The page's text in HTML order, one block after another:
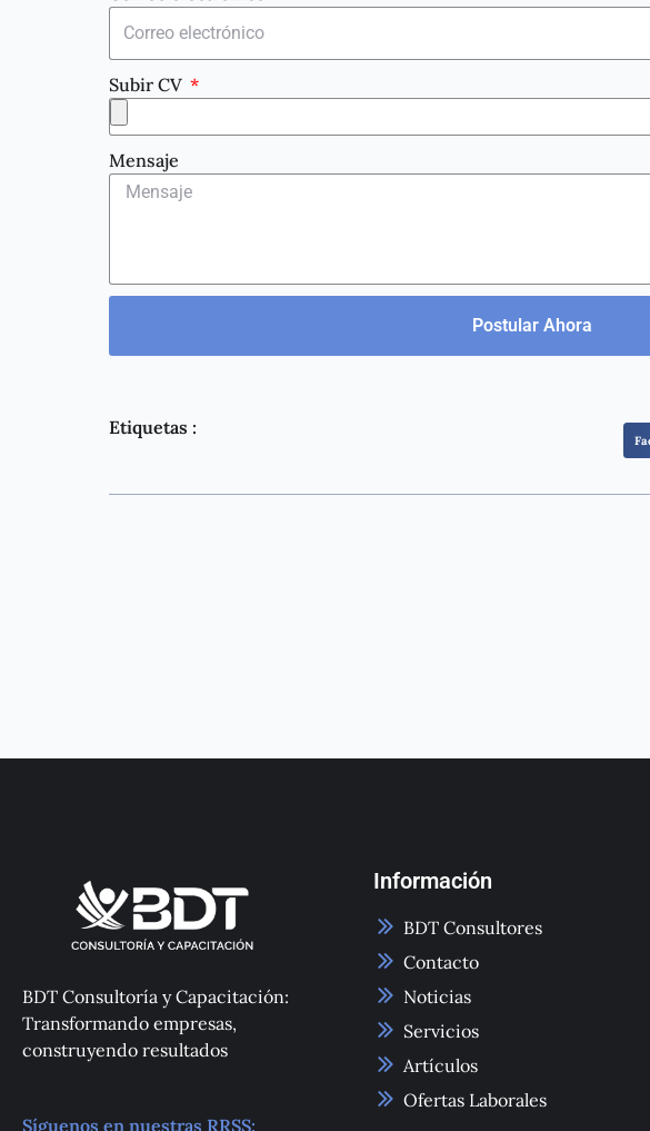
Subir CV
Mensaje
Postular Ahora
Etiquetas :
BDT Consultoría y Capacitación:
Transformando empresas,
construyendo resultados
Síguenos en nuestras RRSS:
Información
BDT Consultores
Contacto
Noticias
Servicios
Artículos
Ofertas Laborales